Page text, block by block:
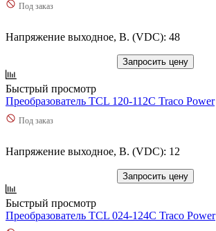
Под заказ
Напряжение выходное, В. (VDC): 48
Запросить цену
Быстрый просмотр
Преобразователь TCL 120-112C Traco Power
Под заказ
Напряжение выходное, В. (VDC): 12
Запросить цену
Быстрый просмотр
Преобразователь TCL 024-124C Traco Power